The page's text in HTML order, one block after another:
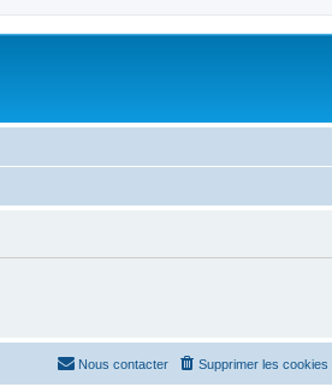
Supprimer les cookies
Nous contacter